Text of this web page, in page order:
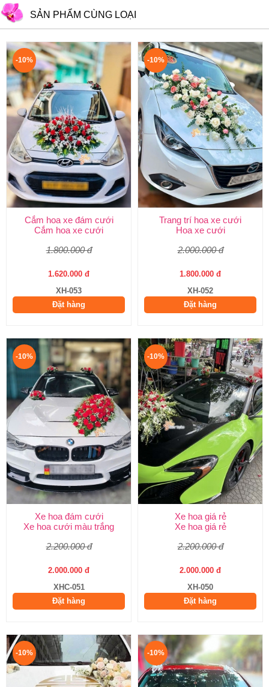
SẢN PHẨM CÙNG LOẠI
-10%
Cắm hoa xe đám cưới
Cắm hoa xe cưới
1.800.000 đ
1.620.000 đ
XH-053
Đặt hàng
-10%
Trang trí hoa xe cưới
Hoa xe cưới
2.000.000 đ
1.800.000 đ
XH-052
Đặt hàng
-10%
Xe hoa đám cưới
Xe hoa cưới màu trắng
2.200.000 đ
2.000.000 đ
XHC-051
Đặt hàng
-10%
Xe hoa giá rẻ
Xe hoa giá rẻ
2.200.000 đ
2.000.000 đ
XH-050
Đặt hàng
-10% -10%